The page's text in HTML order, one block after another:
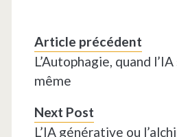
Article précédent
L’Autophagie, quand
même
Next Post
L’IA générative ou